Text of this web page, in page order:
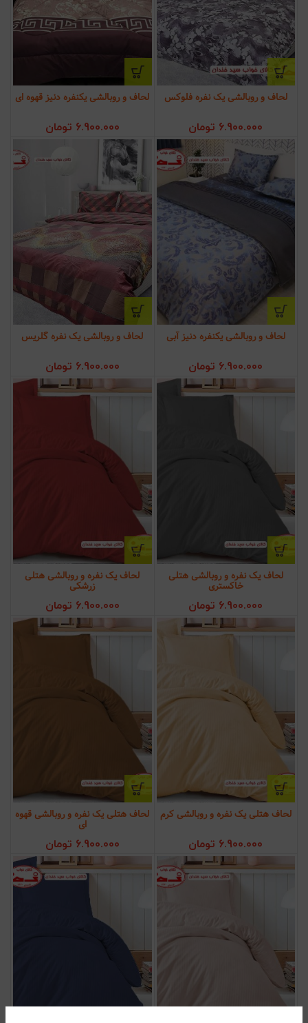
لحاف و روبالشی یک نفره فلوکس
6.900.000 تومان
لحاف و روبالشی یکنفره دنیز قهوه ای
6.900.000 تومان
لحاف و روبالشی یکنفره دنیز آبی
6.900.000 تومان
لحاف و روبالشی یک نفره گلریس
6.900.000 تومان
لحاف یک نفره و روبالشی هتلی
خاکستری
6.900.000 تومان
لحاف یک نفره و روبالشی هتلی
زرشکی
6.900.000 تومان
لحاف هتلی یک نفره و روبالشی کرم
6.900.000 تومان
لحاف هتلی یک نفره و روبالشی قهوه
ای
6.900.000 تومان